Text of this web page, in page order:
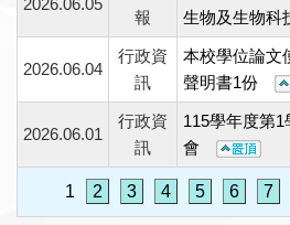
2026.06.05
報
生物及生物
2026.06.04
行政資
訊
本校學位論文
聲明書1份
2026.06.01
行政資
訊
115學年度第
會
1 2 3 4 5 6 7